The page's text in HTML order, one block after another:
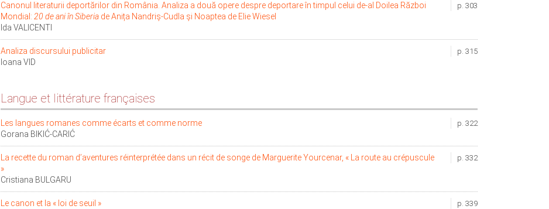
p. 303
Canonul literaturii deportărilor din România. Analiza a două opere despre deportare în timpul celui de-al Doilea Război
Mondial: 20 de ani în Siberia de Anița Nandriş-Cudla și Noaptea de Elie Wiesel
Ida VALICENTI
p. 315
Analiza discursului publicitar
Ioana VID
Langue et littérature françaises
p. 322
Les langues romanes comme écarts et comme norme
Gorana BIKIĆ-CARIĆ
p. 332
La recette du roman d’aventures réinterprétée dans un récit de songe de Marguerite Yourcenar, « La route au crépuscule
»
Cristiana BULGARU
p. 339
Le canon et la « loi de seuil »